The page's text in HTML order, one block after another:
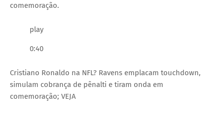
comemoração.
play
0:40
Cristiano Ronaldo na NFL? Ravens emplacam touchdown,
simulam cobrança de pênalti e tiram onda em
comemoração; VEJA